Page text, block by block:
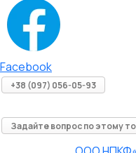
Facebook
+38 (097) 056-05-93
Задайте вопрос по этому